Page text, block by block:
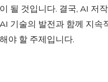
될 것입니다. 결국, AI 저
기술의 발전과 함께 지속
야 할 주제입니다.